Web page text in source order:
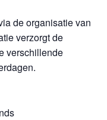
de organisatie van
verzorgt de
verschillende